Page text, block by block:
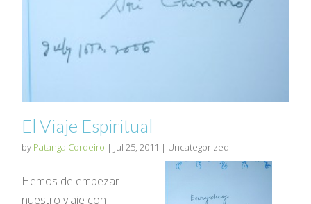
El Viaje Espiritual
by Patanga Cordeiro | Jul 25, 2011 | Uncategorized
Hemos de empezar
nuestro viaje con